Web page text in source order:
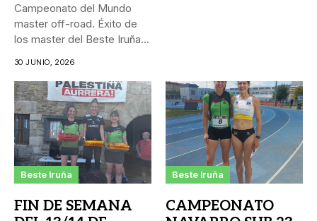
Campeonato del Mundo
master off-road. Éxito de
los master del Beste Iruña...
30 JUNIO, 2026
Beste Iruña
FIN DE SEMANA
Beste Iruña
CAMPEONATO